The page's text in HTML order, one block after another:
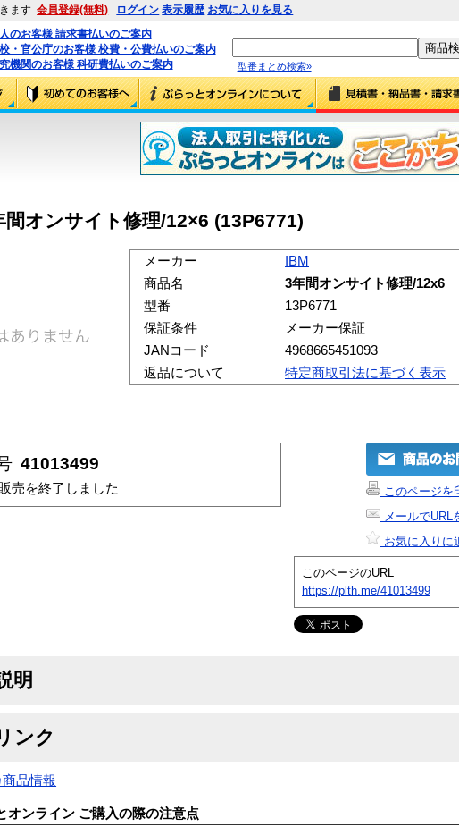
ます 会員登録(無料) ログイン 表示履歴 お気に入りを見る
のお客様 請求書払いのご案内
・官公庁のお客様 校費・公費払いのご案内
機関のお客様 科研費払いのご案内
型番まとめ検索»
間オンサイト修理/12×6 (13P6771)
メーカー
IBM
商品名
3年間オンサイト修理/12x6
型番
13P6771
保証条件
メーカー保証
JANコード
4968665451093
返品について
特定商取引法に基づく表示
41013499
売を終了しました
このページを
メールでURL
お気に入りに
このページのURL
https://plth.me/41013499
明
ンク
商品情報
オンライン ご購入の際の注意点